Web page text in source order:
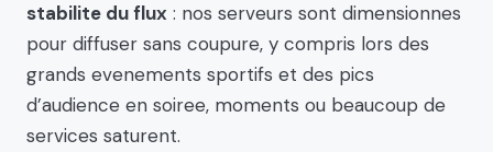
stabilite du flux : nos serveurs sont dimensionnes
pour diffuser sans coupure, y compris lors des
grands evenements sportifs et des pics
d’audience en soiree, moments ou beaucoup de
services saturent.